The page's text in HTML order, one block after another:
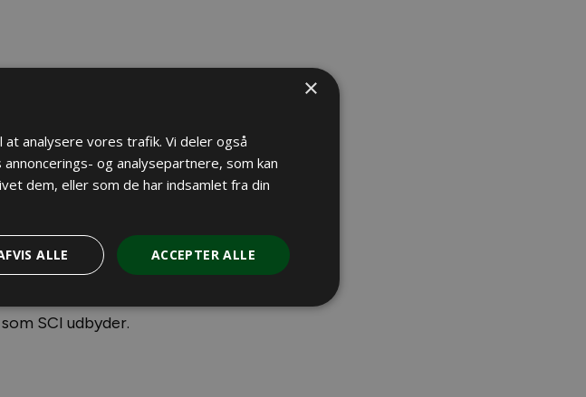
man dog selv skal betale,
tusindvis af kroner. Over 200
eller bedre i denne
SCI udbyder.
×
analysere vores trafik. Vi deler også
og analysepartnere, som kan
dem, eller som de har indsamlet fra din
ACCEPTER ALLE
ALLE